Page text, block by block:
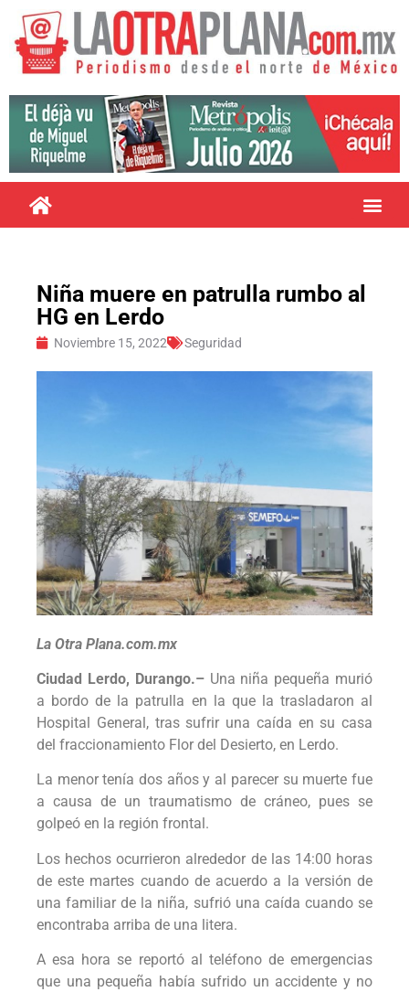
Niña muere en patrulla rumbo al
HG en Lerdo
Noviembre 15, 2022 Seguridad
La Otra Plana.com.mx
Ciudad Lerdo, Durango.– Una niña pequeña murió
a bordo de la patrulla en la que la trasladaron al
Hospital General, tras sufrir una caída en su casa
del fraccionamiento Flor del Desierto, en Lerdo.
La menor tenía dos años y al parecer su muerte fue
a causa de un traumatismo de cráneo, pues se
golpeó en la región frontal.
Los hechos ocurrieron alrededor de las 14:00 horas
de este martes cuando de acuerdo a la versión de
una familiar de la niña, sufrió una caída cuando se
encontraba arriba de una litera.
A esa hora se reportó al teléfono de emergencias
que una pequeña había sufrido un accidente y no